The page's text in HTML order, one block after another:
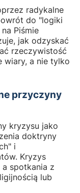
radykalne
do "logiki
Piśmie
jak odzyskać
rzeczywistość
wiary, a nie tylko
przyczyny
kryzysu jako
doktryny
i
Kryzys
spotkania z
lub